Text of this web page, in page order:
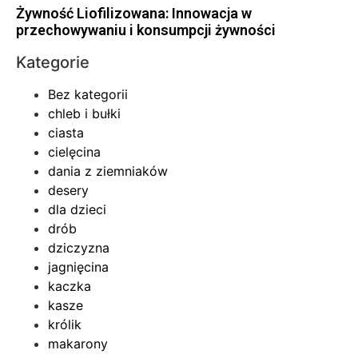
Żywność Liofilizowana: Innowacja w
przechowywaniu i konsumpcji żywności
Kategorie
Bez kategorii
chleb i bułki
ciasta
cielęcina
dania z ziemniaków
desery
dla dzieci
drób
dziczyzna
jagnięcina
kaczka
kasze
królik
makarony